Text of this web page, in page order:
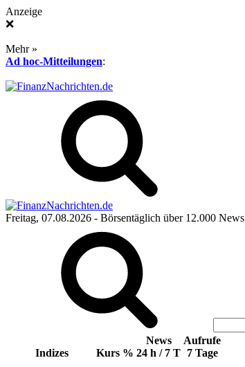
Anzeige
❌
Mehr »
Ad hoc-Mitteilungen:
Freitag, 07.08.2026 - Börsentäglich über 12.000 News
Indizes Kurs %
News
24 h / 7 T
Aufrufe
7 Tage